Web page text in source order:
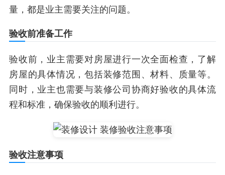
量，都是业主需要关注的问题。
验收前准备工作
验收前，业主需要对房屋进行一次全面检查，了解
房屋的具体情况，包括装修范围、材料、质量等。
同时，业主也需要与装修公司协商好验收的具体流
程和标准，确保验收的顺利进行。
验收注意事项